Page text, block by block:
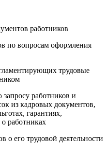
работников
по вопросам оформления
трудовые
работников и
из кадровых документов,
гарантиях,
работниках
о его трудовой деятельности